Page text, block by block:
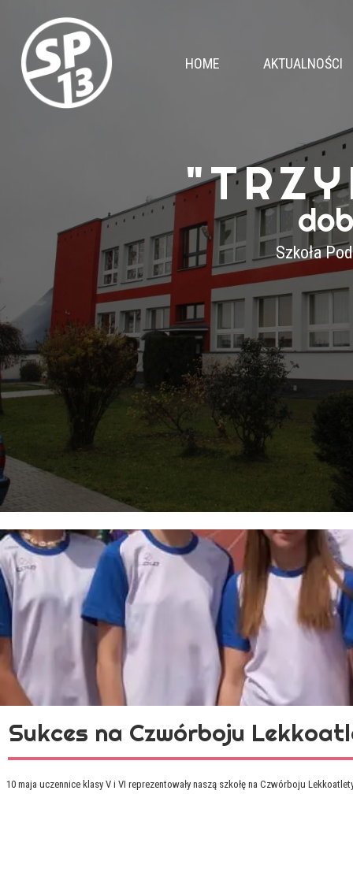
HOME AKTUALNOŚCI
Szkoła
10 maja uczennice klasy V i VI reprezentowały naszą szkołę na Czwórboju
Sukces na Czwórboju